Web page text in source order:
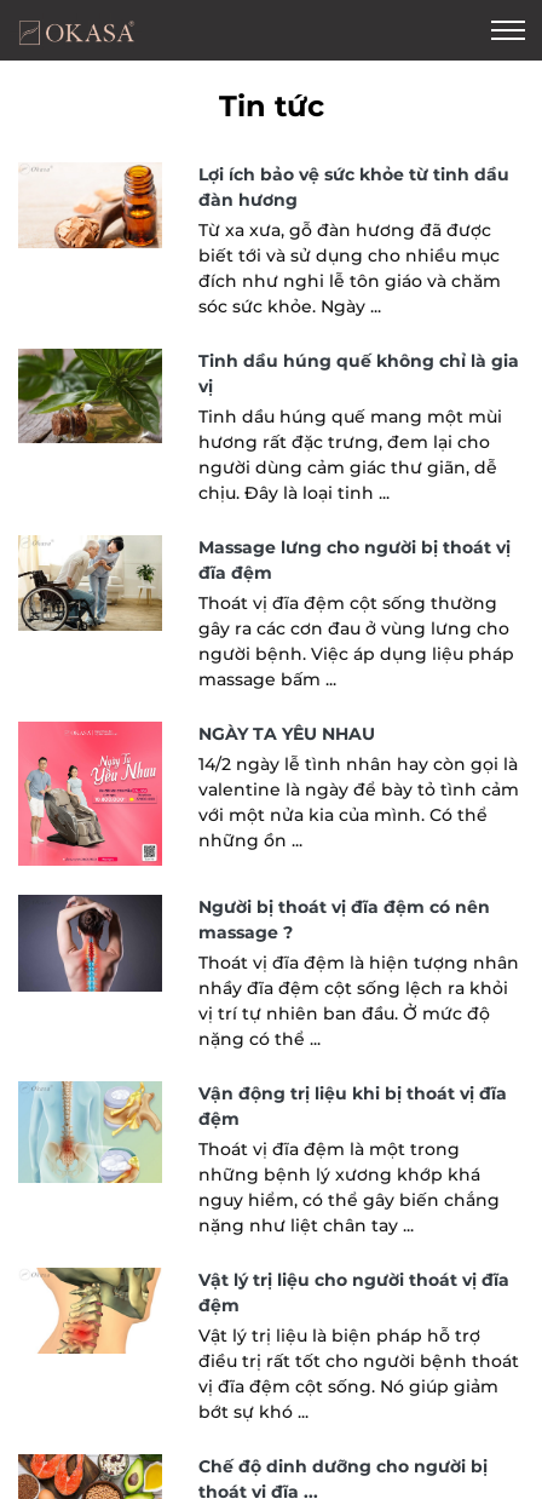
Tin tức
Lợi ích bảo vệ sức khỏe từ tinh dầu
đàn hương
Từ xa xưa, gỗ đàn hương đã được
biết tới và sử dụng cho nhiều mục
đích như nghi lễ tôn giáo và chăm
sóc sức khỏe. Ngày ...
Tinh dầu húng quế không chỉ là gia
vị
Tinh dầu húng quế mang một mùi
hương rất đặc trưng, đem lại cho
người dùng cảm giác thư giãn, dễ
chịu. Đây là loại tinh ...
Massage lưng cho người bị thoát vị
đĩa đệm
Thoát vị đĩa đệm cột sống thường
gây ra các cơn đau ở vùng lưng cho
người bệnh. Việc áp dụng liệu pháp
massage bấm ...
NGÀY TA YÊU NHAU
14/2 ngày lễ tình nhân hay còn gọi là
valentine là ngày để bày tỏ tình cảm
với một nửa kia của mình. Có thể
những ồn ...
Người bị thoát vị đĩa đệm có nên
massage ?
Thoát vị đĩa đệm là hiện tượng nhân
nhầy đĩa đệm cột sống lệch ra khỏi
vị trí tự nhiên ban đầu. Ở mức độ
nặng có thể ...
Vận động trị liệu khi bị thoát vị đĩa
đệm
Thoát vị đĩa đệm là một trong
những bệnh lý xương khớp khá
nguy hiểm, có thể gây biến chắng
nặng như liệt chân tay ...
Vật lý trị liệu cho người thoát vị đĩa
đệm
Vật lý trị liệu là biện pháp hỗ trợ
điều trị rất tốt cho người bệnh thoát
vị đĩa đệm cột sống. Nó giúp giảm
bớt sự khó ...
Chế độ dinh dưỡng cho người bị
thoát vị đĩa ...